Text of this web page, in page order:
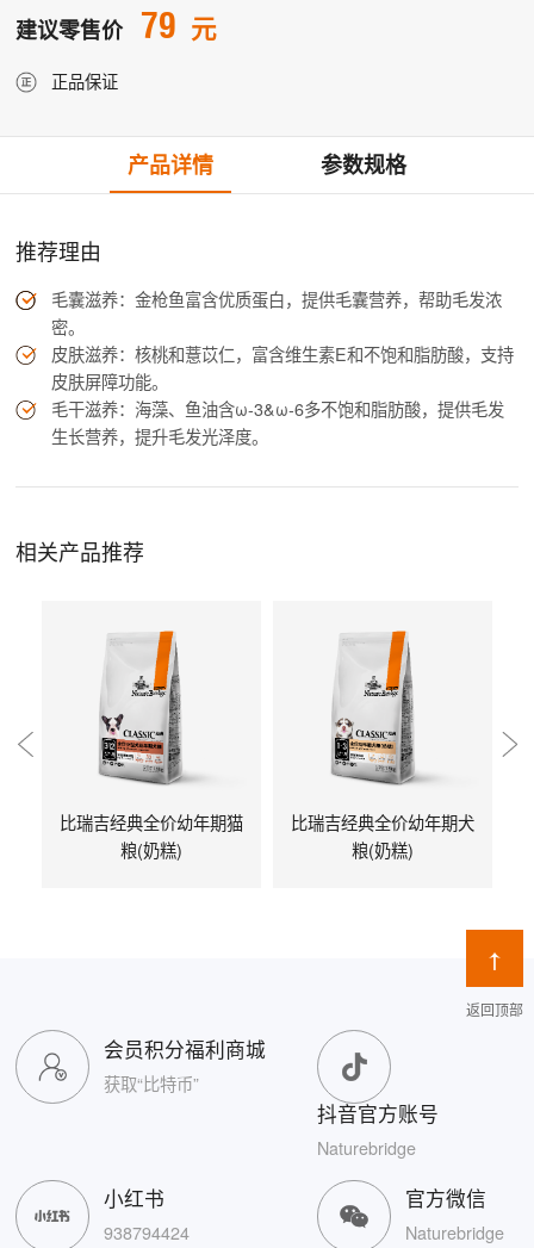
建议零售价 79 元
正品保证
产品详情 参数规格
推荐理由
毛囊滋养：金枪鱼富含优质蛋白，提供毛囊营养，帮助毛发浓
密。
皮肤滋养：核桃和薏苡仁，富含维生素E和不饱和脂肪酸，支持
皮肤屏障功能。
毛干滋养：海藻、鱼油含ω-3&ω-6多不饱和脂肪酸，提供毛发
生长营养，提升毛发光泽度。
相关产品推荐
比瑞吉经典全价幼年期猫
粮(奶糕)
比瑞吉经典全价幼年期犬
粮(奶糕)
会员积分福利商城
获取“比特币”
抖音官方账号
Naturebridge
小红书
938794424
官方微信
Naturebridge
返回顶部